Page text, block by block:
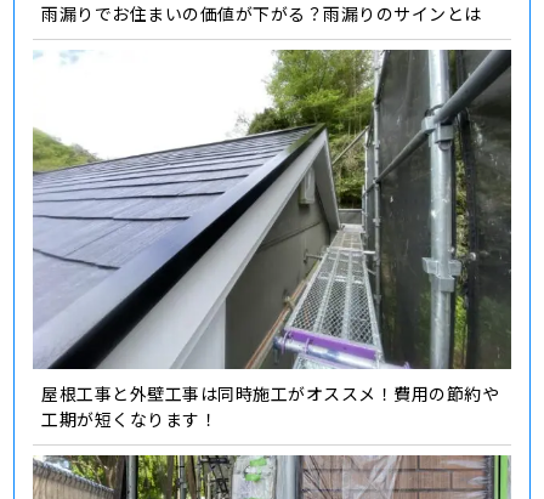
雨漏りでお住まいの価値が下がる？雨漏りのサインとは
屋根工事と外壁工事は同時施工がオススメ！費用の節約や
工期が短くなります！